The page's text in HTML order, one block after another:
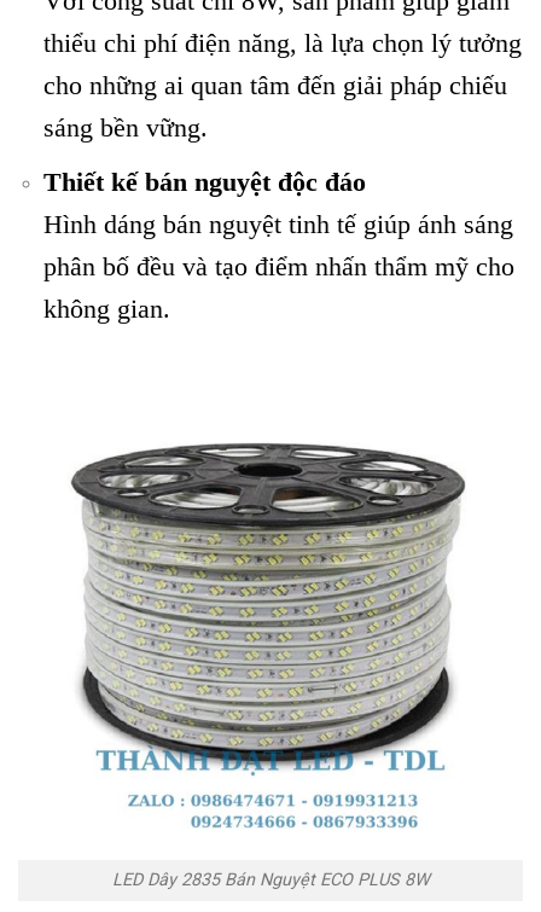
thiểu chi phí điện năng, là lựa chọn lý tưởng
cho những ai quan tâm đến giải pháp chiếu
sáng bền vững.
Thiết kế bán nguyệt độc đáo
Hình dáng bán nguyệt tinh tế giúp ánh sáng
phân bố đều và tạo điểm nhấn thẩm mỹ cho
không gian.
LED Dây 2835 Bán Nguyệt ECO PLUS 8W